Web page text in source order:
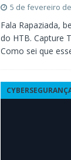
5 de fevereiro
Fala Rapaziada,
do HTB. Capture
Como sei que